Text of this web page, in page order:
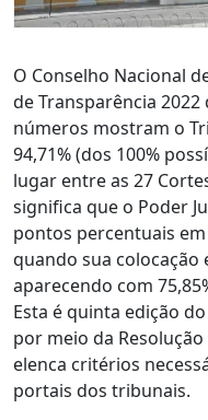
O Conselho Nacional
de Transparência
números mostram o
94,71% (dos 100%
lugar entre as 27
significa que o Poder
pontos percentuais
quando sua
aparecendo com
Esta é quinta edição
por meio da
elenca critérios
portais dos tribunais.